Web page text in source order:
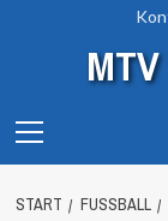
Menu
START FUSSBALL